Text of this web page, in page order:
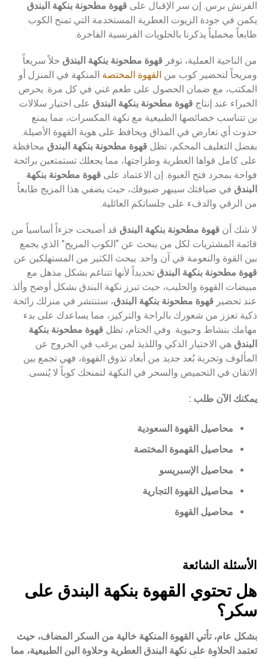
الفرنش برس. إن سر الإقبال على قهوة مطحونة بنكهة البندق
يكمن في جودة الزيوت العطرية المستخدمة التي تمنح الكوب
طابعاً مخملياً يذكرنا بالحلويات الفرنسية الفاخرة.
من الناحية العملية، توفر قهوة مطحونة بنكهة البندق حلاً سريعاً
ومريحاً لتحضير كوب من القهوة المختصة المنكهة في المنزل أو
المكتب، مع ضمان الحصول على طعم غني في كل مرة. يحرص
الخبراء عند إنتاج قهوة مطحونة بنكهة البندق على اختيار سلالات
بن تتناسب خصائصها الطبيعية مع نكهة المكسرات، مما يمنع
حدوث أي تعارض في المذاق ويحافظ على هوية القهوة الأصيلة.
بفضل التغليف المحكم، تظل قهوة مطحونة بنكهة البندق محافظة
على كامل قواها العطرية وطزاجتها، مما يجعلك تستمتعين برائحة
فواحة بمجرد فتح العبوة. إن الاعتماد على قهوة مطحونة بنكهة
البندق في ضيافتك سيبهر ضيوفك، حيث يضفي هذا المزيج طابعاً
من الرقي والدفء على جلساتكم العائلية.
لا شك أن قهوة مطحونة بنكهة البندق قد أصبحت جزءاً أساسياً من
قائمة المشتريات لكل من يبحث عن “الكوب المريح” الذي يجمع
بين القوة والنعومة في آن واحد. يبحث الكثير من المستهلكين عن
قهوة مطحونة بنكهة البندق تحديداً لأنها تتناغم بشكل مذهل مع
مبيضات القهوة والحليب، حيث تبرز نكهة البندق بشكل أوضح وألذ.
عند تحضير قهوة مطحونة بنكهة البندق، ستنتشر في منزلك رائحة
ذكية تعزز من شعورك بالراحة والتركيز، مما يساعدك على بدء
مهامك بنشاط وحيوية. وفي الختام، تظل قهوة مطحونة بنكهة
البندق هي الاختيار الذكي واللذيذ لمن يرغب في الخروج عن
المألوف وتجربة بُعد جديد من أبعاد تذوق القهوة، فهي تجمع بين
الاتقان في التحميص والسحر في النكهة لتمنحك كوباً لا يُنسى.
يمكنك الآن طلب :
محاصيل القهوة السعودية
محاصيل القهموة المختصة
محاصيل الإسبريسو
محاصيل القهوة التجارية
محاصيل القهوة
الأسئلة الشائعة
هل تحتوي القهوة بنكهة البندق على
سكر؟
بشكل عام، تأتي القهوة المنكهة خالية من السكر المضاف، حيث
تعتمد الحلاوة على نكهة البندق العطرية وحلاوة البن الطبيعية، مما